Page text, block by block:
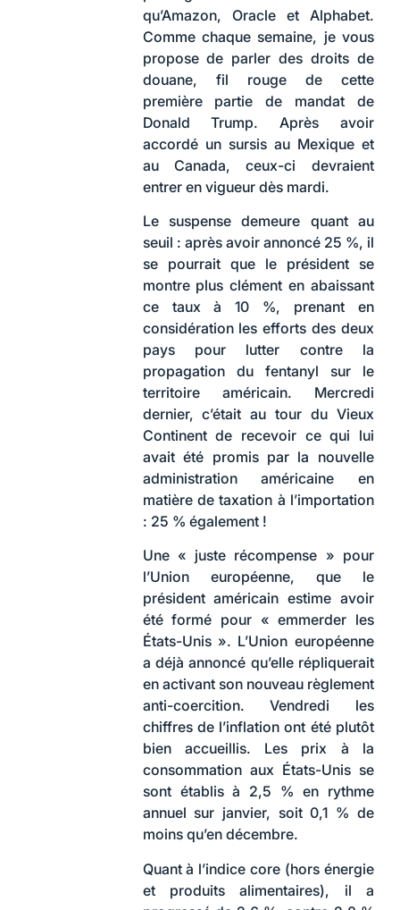
qu’Amazon, Oracle et Alphabet.
Comme chaque semaine, je vous
propose de parler des droits de
douane, fil rouge de cette
première partie de mandat de
Donald Trump. Après avoir
accordé un sursis au Mexique et
au Canada, ceux-ci devraient
entrer en vigueur dès mardi.
Le suspense demeure quant au
seuil : après avoir annoncé 25 %, il
se pourrait que le président se
montre plus clément en abaissant
ce taux à 10 %, prenant en
considération les efforts des deux
pays pour lutter contre la
propagation du fentanyl sur le
territoire américain. Mercredi
dernier, c’était au tour du Vieux
Continent de recevoir ce qui lui
avait été promis par la nouvelle
administration américaine en
matière de taxation à l’importation
: 25 % également !
Une « juste récompense » pour
l’Union européenne, que le
président américain estime avoir
été formé pour « emmerder les
États-Unis ». L’Union européenne
a déjà annoncé qu’elle répliquerait
en activant son nouveau règlement
anti-coercition. Vendredi les
chiffres de l’inflation ont été plutôt
bien accueillis. Les prix à la
consommation aux États-Unis se
sont établis à 2,5 % en rythme
annuel sur janvier, soit 0,1 % de
moins qu’en décembre.
Quant à l’indice core (hors énergie
et produits alimentaires), il a